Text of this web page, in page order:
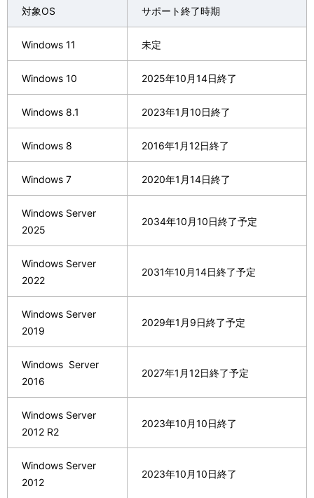
し
て
い
ま
す
。
シ
ョ
ン
対象OS サポート終了時期
Windows 11 未定
Windows 10 2025年10月14日終了
Windows 8.1 2023年1月10日終了
Windows 8 2016年1月12日終了
Windows 7 2020年1月14日終了
Windows Server
2025
2034年10月10日終了予定
Windows Server
2022
2031年10月14日終了予定
Windows Server
2019
2029年1月9日終了予定
Windows Server
2016
2027年1月12日終了予定
Windows Server
2012 R2
2023年10月10日終了
Windows Server
2012
2023年10月10日終了